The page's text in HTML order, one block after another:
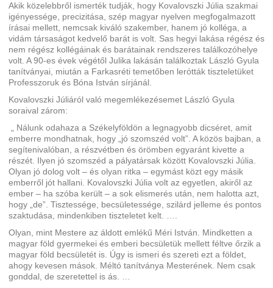
Akik közelebbről ismerték tudják, hogy Kovalovszki Júlia szakmai
igényessége, precizitása, szép magyar nyelven megfogalmazott
írásai mellett, nemcsak kiváló szakember, hanem jó kolléga, a
vidám társaságot kedvelő barát is volt. Sas hegyi lakása régész és
nem régész kollégáinak és barátainak rendszeres találkozóhelye
volt. A 90-es évek végétől Julika lakásán találkoztak László Gyula
tanítványai, miután a Farkasréti temetőben lerótták tiszteletüket
Professzoruk és Bóna István sírjánál.
Kovalovszki Júliáról való megemlékezésemet László Gyula
soraival zárom:
„ Nálunk odahaza a Székelyföldön a legnagyobb dicséret, amit
emberre mondhatnak, hogy „jó szomszéd volt”. A közös bajban, a
segítenivalóban, a részvétben és örömben egyaránt kivette a
részét. Ilyen jó szomszéd a pályatársak között Kovalovszki Júlia.
Olyan jó dolog volt – és olyan ritka – egymást közt egy másik
emberről jót hallani. Kovalovszki Júlia volt az egyetlen, akiről az
ember – ha szóba került – a sok elismerés után, nem halotta azt,
hogy „de”. Tisztessége, becsületessége, szilárd jelleme és pontos
szaktudása, mindenkiben tiszteletet kelt. ….
Olyan, mint Mestere az áldott emlékű Méri István. Mindketten a
magyar föld gyermekei és emberi becsületük mellett féltve őrzik a
magyar föld becsületét is. Úgy is ismeri és szereti ezt a földet,
ahogy kevesen mások. Méltó tanítványa Mesterének. Nem csak
gonddal, de szeretettel is ás. …